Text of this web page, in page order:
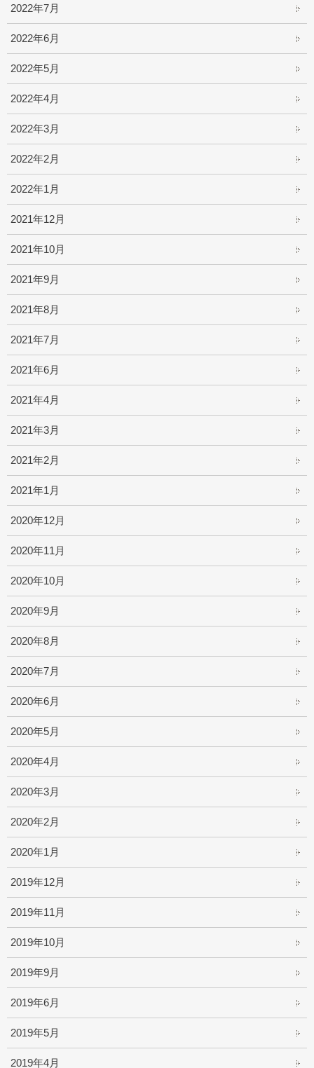
2022年7月
2022年6月
2022年5月
2022年4月
2022年3月
2022年2月
2022年1月
2021年12月
2021年10月
2021年9月
2021年8月
2021年7月
2021年6月
2021年4月
2021年3月
2021年2月
2021年1月
2020年12月
2020年11月
2020年10月
2020年9月
2020年8月
2020年7月
2020年6月
2020年5月
2020年4月
2020年3月
2020年2月
2020年1月
2019年12月
2019年11月
2019年10月
2019年9月
2019年6月
2019年5月
2019年4月